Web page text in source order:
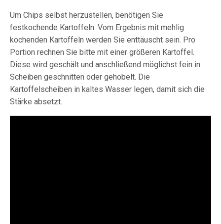
Um Chips selbst herzustellen, benötigen Sie
festkochende Kartoffeln. Vom Ergebnis mit mehlig
kochenden Kartoffeln werden Sie enttäuscht sein. Pro
Portion rechnen Sie bitte mit einer größeren Kartoffel.
Diese wird geschält und anschließend möglichst fein in
Scheiben geschnitten oder gehobelt. Die
Kartoffelscheiben in kaltes Wasser legen, damit sich die
Stärke absetzt.